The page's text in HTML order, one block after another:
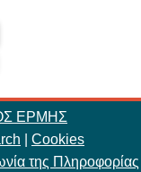
ΕΡΜΗΣ
Cookies
της Πληροφορίας